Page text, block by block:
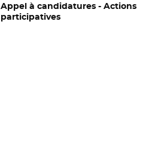
Appel à candidatures - Actions
participatives